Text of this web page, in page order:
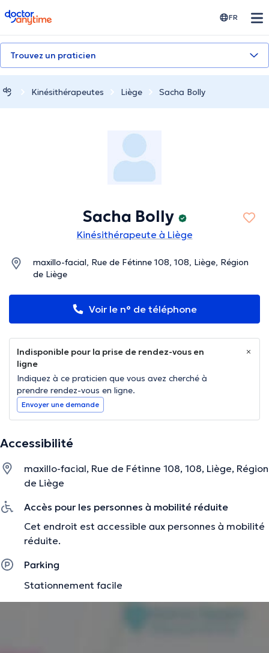
doctoranytime FR
Trouvez un praticien
Kinésithérapeutes Liège Sacha Bolly
Sacha Bolly
Kinésithérapeute à Liège
maxillo-facial, Rue de Fétinne 108, 108, Liège, Région
de Liège
Voir le n° de téléphone
Indisponible pour la prise de rendez-vous en
ligne
Indiquez à ce praticien que vous avez cherché à
prendre rendez-vous en ligne.
Envoyer une demande
Accessibilité
maxillo-facial, Rue de Fétinne 108, 108, Liège, Région
de Liège
Accès pour les personnes à mobilité réduite
Cet endroit est accessible aux personnes à mobilité
réduite.
Parking
Stationnement facile